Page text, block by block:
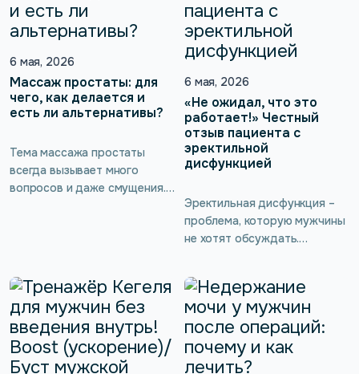
нарушения в интимной сфере
можно предотвратить и
устранить с помощью
современных тренажёров
Кегеля. Такие тренировки
помогают укрепить и
вернуть силы мышцам
мочеиспускание, вернуть
сексуальное […]
обратной биологической
связи без […]
6 мая, 2026
Массаж простаты: для
чего, как делается и
есть ли альтернативы?
Тема массажа простаты
всегда вызывает много
вопросов и даже смущения.
кровообращение, повысить
потенцию и предотвратить
неприятные заболевания. Но
не всем комфортно
обращаться за такой
процедурой к врачу, да и
6 мая, 2026
«Не ожидал, что это
работает!» Честный
отзыв пациента с
эректильной
дисфункцией
Эректильная дисфункция –
проблема, которую мужчины
не хотят обсуждать.
распространенности не
знает никто. Для мужчины,
хоть старше 50 лет, хоть
моложе, это –
исключительно болезненная
тема! И даже если он